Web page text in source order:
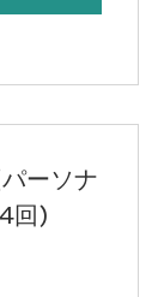
ーソナ
回)